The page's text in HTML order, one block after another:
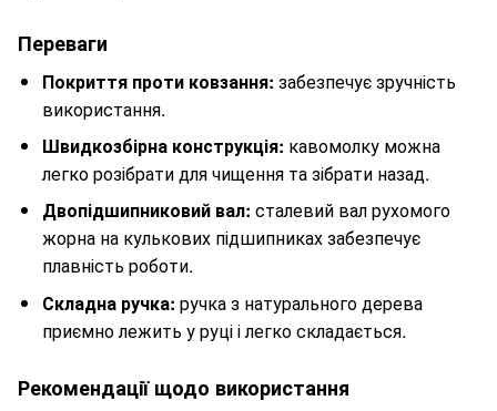
Переваги
Покриття проти ковзання: забезпечує зручність
використання.
Швидкозбірна конструкція: кавомолку можна
легко розібрати для чищення та зібрати назад.
Двопідшипниковий вал: сталевий вал рухомого
жорна на кулькових підшипниках забезпечує
плавність роботи.
Складна ручка: ручка з натурального дерева
приємно лежить у руці і легко складається.
Рекомендації щодо використання